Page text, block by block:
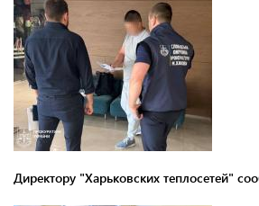
Директору "Харьковских теплосетей"